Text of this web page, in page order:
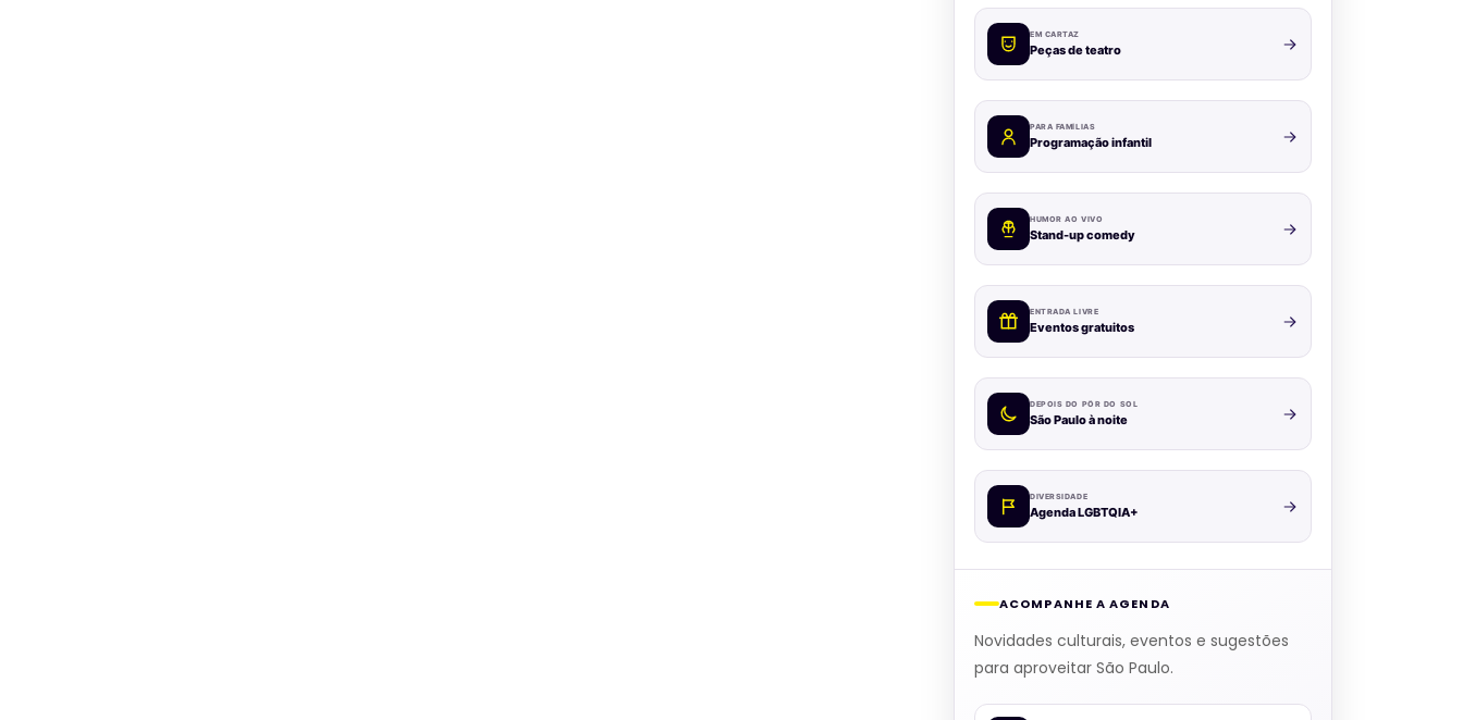
EM CARTAZ
Peças de teatro
PARA FAMÍLIAS
Programação infantil
HUMOR AO VIVO
Stand-up comedy
ENTRADA LIVRE
Eventos gratuitos
DEPOIS DO PÔR DO SOL
São Paulo à noite
DIVERSIDADE
Agenda LGBTQIA+
ACOMPANHE A AGENDA
Novidades culturais, eventos e sugestões
para aproveitar São Paulo.